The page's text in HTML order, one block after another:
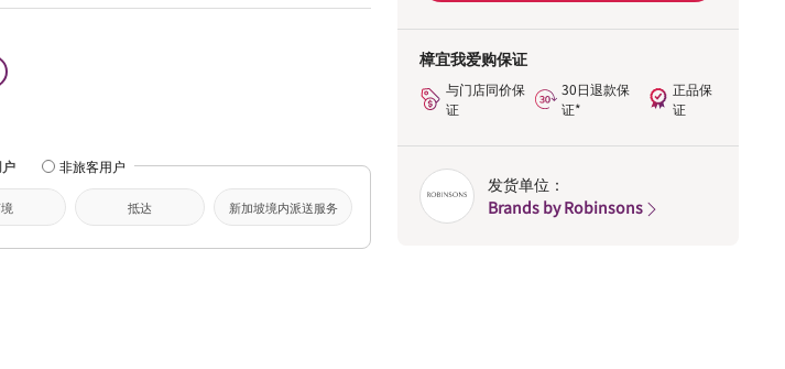
非旅客用户
抵达 新加坡境内派送服务
樟宜我爱购保证
与门店同价保
证
30日退款保
证*
正品保
证
发货单位：
Brands by Robinsons